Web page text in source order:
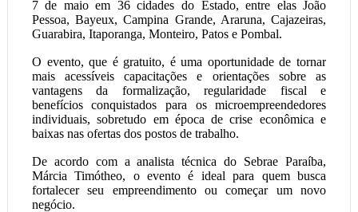
7 de maio em 36 cidades do Estado, entre elas João
Pessoa, Bayeux, Campina Grande, Araruna, Cajazeiras,
Guarabira, Itaporanga, Monteiro, Patos e Pombal.
O evento, que é gratuito, é uma oportunidade de tornar
mais acessíveis capacitações e orientações sobre as
vantagens da formalização, regularidade fiscal e
benefícios conquistados para os microempreendedores
individuais, sobretudo em época de crise econômica e
baixas nas ofertas dos postos de trabalho.
De acordo com a analista técnica do Sebrae Paraíba,
Márcia Timótheo, o evento é ideal para quem busca
fortalecer seu empreendimento ou começar um novo
negócio.